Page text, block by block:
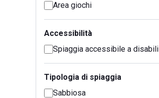
Area giochi
Accessibilità
Spiaggia accessibile a disabili
Tipologia di spiaggia
Sabbiosa